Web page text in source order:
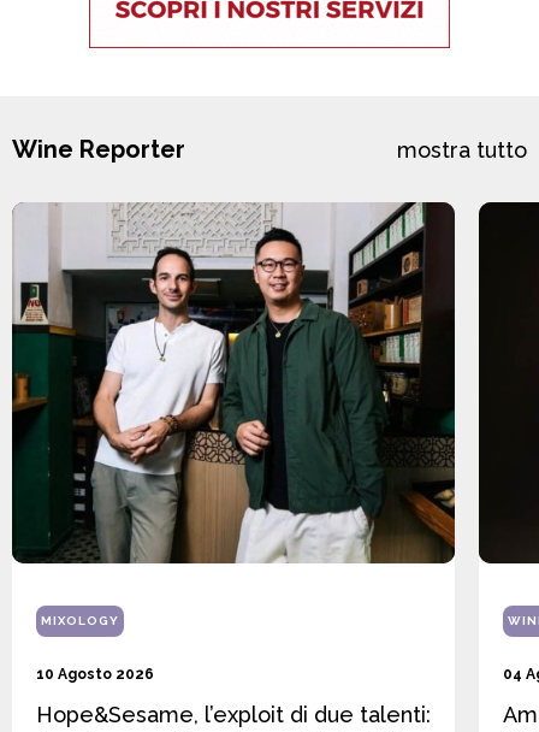
Wine Reporter mostra tutto
MIXOLOGY
10 Agosto 2026
Hope&Sesame, l’exploit di due talenti:
04